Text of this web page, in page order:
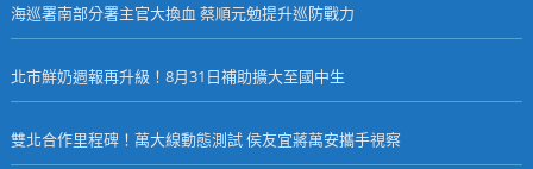
海巡署南部分署主官大換血 蔡順元勉提升巡防戰力
北市鮮奶週報再升級！8月31日補助擴大至國中生
雙北合作里程碑！萬大線動態測試 侯友宜蔣萬安攜手視察